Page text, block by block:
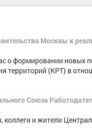
Москвы к
формировании новых
территорий (КРТ) в
Союза
и жители